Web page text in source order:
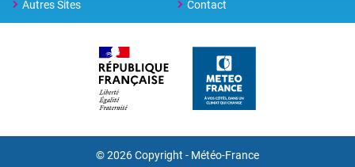
Autres Sites
Contact
© 2026 Copyright - Météo-France